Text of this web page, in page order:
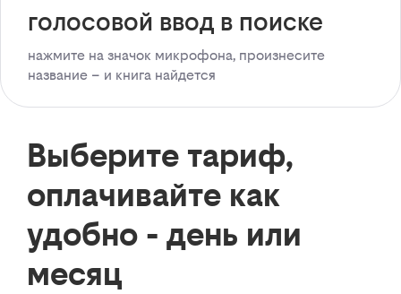
голосовой ввод в поиске
нажмите на значок микрофона, произнесите
название – и книга найдется
Выберите тариф,
оплачивайте как
удобно - день или
месяц